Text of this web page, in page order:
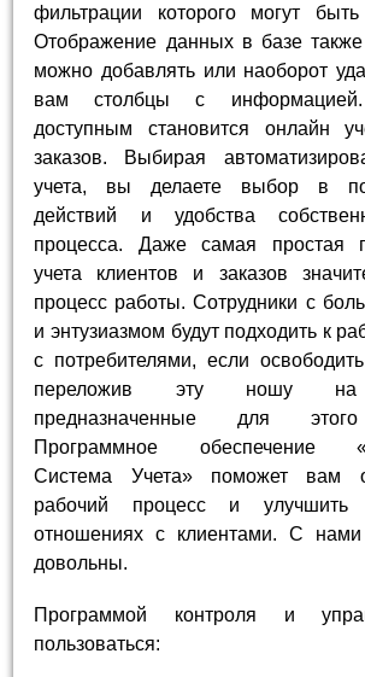
фильтрации которого могут
Отображение данных в базе
можно добавлять или наоборот
вам столбцы с
доступным становится онлайн
заказов. Выбирая
учета, вы делаете выбор в
действий и удобства
процесса. Даже самая простая
учета клиентов и заказов
процесс работы. Сотрудники с
и энтузиазмом будут подходить к
с потребителями, если
переложив эту ношу на
предназначенные для
Программное обеспечение
Система Учета» поможет вам
рабочий процесс и
отношениях с клиентами. С нами
довольны.
Программой контроля и
пользоваться: